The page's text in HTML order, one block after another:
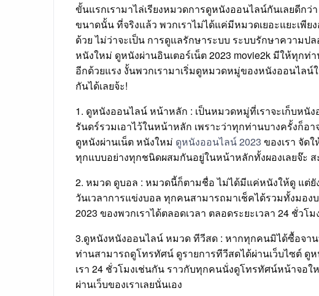
ขั้นแรกเรามาไล่เรียงหมวดการดูหนังออนไลน์กันเลยดีก
ขนาดนั้น ที่จริงแล้ว พวกเราไม่ได้แค่มีหมวดเยอะแยะเพีย
ด้วย ไม่ว่าจะเป็น การดูแลรักษาระบบ ระบบรักษาความป
หนังใหม่ ดูหนังผ่านอินเตอร์เน็ต 2023 movie2k มีให้ทุก
อีกด้วยแรง งั้นพวกเรามาเริ่มดูหมวดหมู่ของหนังออนไลน์
กันได้เลยจ้ะ!
1. ดูหนังออนไลน์ หน้าหลัก : เป็นหมวดหมู่ที่เราจะเก็บหนั
รันดร์รวมเอาไว้ในหน้าหลัก เพราะว่าทุกท่านบางครั้งก็อา
ดูหนังผ่านเน็ต หนังใหม่ ดูหนังออนไลน์ 2023 ของเรา จัด
ทุกแบบอย่างทุกชนิดผสมกันอยู่ในหน้าหลักทั้งผองเลยจ๊ะ
2. หมวด ดูบอล : หมวดนี้ก็ตามชื่อ ไม่ได้มีแค่หนังให้ดู แต่ยั
วันเวลาการแข่งบอล ทุกคนสามารถมาเช็คได้รวมทั้งมอ
2023 ของพวกเราได้ตลอดเวลา ตลอดระยะเวลา 24 ชั่วโ
3.ดูหนังหนังออนไลน์ หมวด ทีวีสด : หากทุกคนมิได้ซื้อจ
ท่านสามารถดูโทรทัศน์ ดูรายการทีวีสดได้ผ่านเว็บไซต์ ดู
เรา 24 ชั่วโมงเช่นกัน ราวกับทุกคนนั่งดูโทรทัศน์หน้าจอ
ผ่านเว็บของเราเลยนั่นเอง